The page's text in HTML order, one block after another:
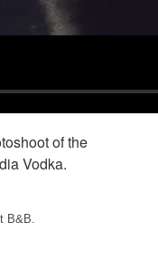
of the
Vodka.
B&B.